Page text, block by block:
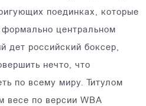
поединках, которые
формально центральном
дет российский боксер,
нечто, что
по всему миру. Титулом
весе по версии WBA